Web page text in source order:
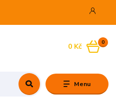
Menu
0
0 Kč